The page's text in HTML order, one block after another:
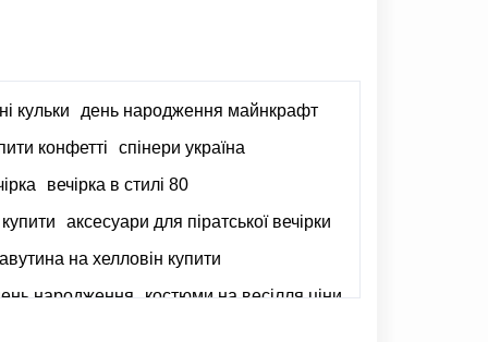
кульки
день народження майнкрафт
конфетті
спінери україна
вечірка в стилі 80
аксесуари для піратської вечірки
на хелловін купити
народження костюми на весілля ціни